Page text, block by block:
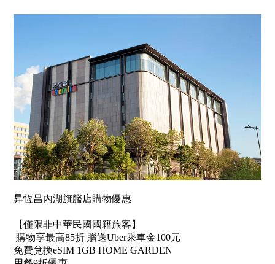
昇恆昌內湖旗艦店購物優惠
【僅限非中華民國國籍旅客】
購物享最高85折 贈送Uber乘車金100元
免費兌換eSIM 1GB HOME GARDEN